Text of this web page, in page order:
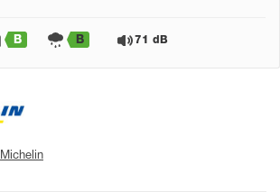
B B 71 dB
Michelin